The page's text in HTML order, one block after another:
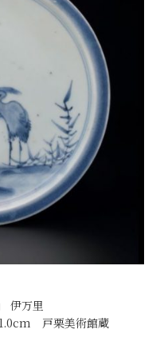
伊万里
戸栗美術館蔵